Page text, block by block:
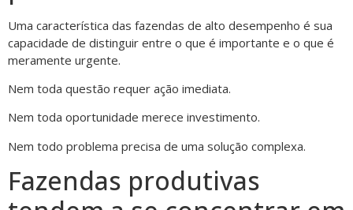
Uma característica das fazendas de alto desempenho é sua
capacidade de distinguir entre o que é importante e o que é
meramente urgente.
Nem toda questão requer ação imediata.
Nem toda oportunidade merece investimento.
Nem todo problema precisa de uma solução complexa.
Fazendas produtivas